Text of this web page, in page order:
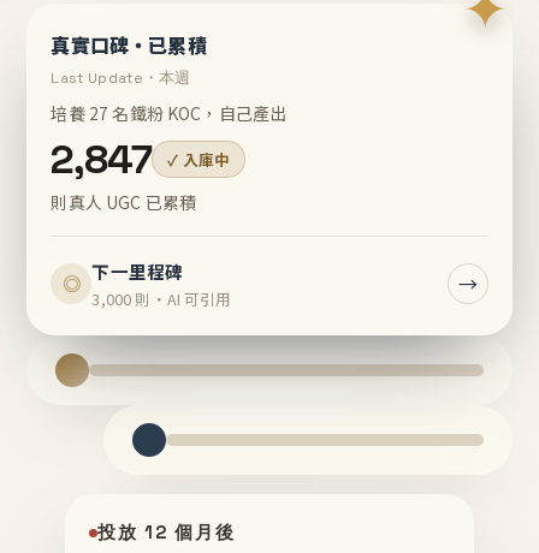
真實口碑・已累積
Last Update・本週
培養 27 名鐵粉 KOC，自己產出
2,847 ✓ 入庫中
則真人 UGC 已累積
◎ 下一里程碑
3,000 則・AI 可引用
→
投放 12 個月後